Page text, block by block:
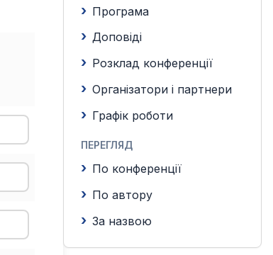
Програма
Доповіді
Розклад конференції
Організатори і партнери
Графік роботи
ПЕРЕГЛЯД
По конференції
По автору
За назвою